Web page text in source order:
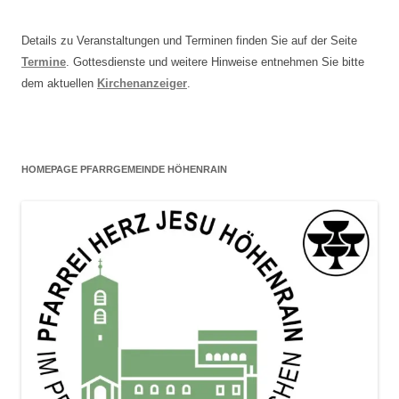
Details zu Veranstaltungen und Terminen finden Sie auf der Seite
Termine. Gottesdienste und weitere Hinweise entnehmen Sie bitte
dem aktuellen Kirchenanzeiger.
HOMEPAGE PFARRGEMEINDE HÖHENRAIN